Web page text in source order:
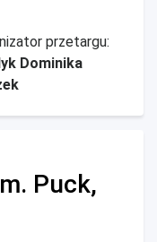
przetargu:
Dominika
Puck,